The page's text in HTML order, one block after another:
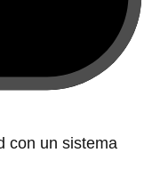
con un sistema